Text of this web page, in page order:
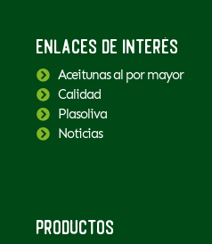
Enlaces de interés
Aceitunas al por mayor
Calidad
Plasoliva
Noticias
Productos